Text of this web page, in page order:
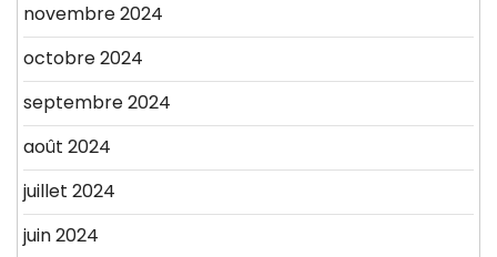
novembre 2024
octobre 2024
septembre 2024
août 2024
juillet 2024
juin 2024